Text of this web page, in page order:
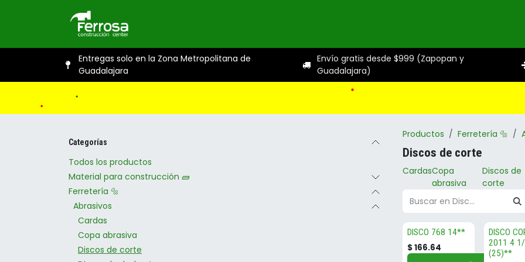
Entregas solo en la Zona Metropolitana de
Guadalajara
Envío gratis desde $999 (Zapopan y
Guadalajara)
Categorías
Todos los productos
Material para construcción 🧱
Ferretería 🔩
Abrasivos
Cardas
Copa abrasiva
Discos de corte
Productos Ferretería 🔩
Discos de corte
CardasCopa
abrasiva
Discos de
corte
DISCO 768 14**
$166.64
DISCO
2011 4
(25)**